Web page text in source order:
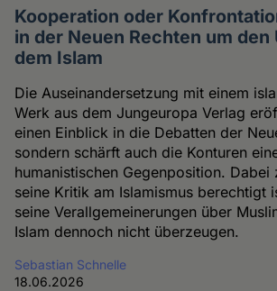
Kooperation oder
in der Neuen Rechten um den
dem Islam
Die Auseinandersetzung mit einem
Werk aus dem Jungeuropa Verlag
einen Einblick in die Debatten der
sondern schärft auch die Konturen
humanistischen Gegenposition.
seine Kritik am Islamismus berechtigt
seine Verallgemeinerungen über
Islam dennoch nicht überzeugen.
Sebastian Schnelle
18.06.2026